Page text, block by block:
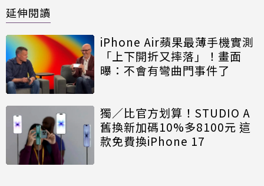
延伸閱讀
iPhone Air蘋果最薄手機實測
「上下開折又摔落」！畫面
曝：不會有彎曲門事件了
獨／比官方划算！STUDIO A
舊換新加碼10%多8100元 這
款免費換iPhone 17